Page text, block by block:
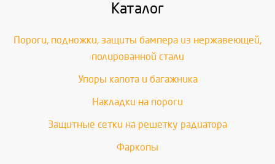
Каталог
Пороги, подножки, защиты бампера из нержавеющей,
полированной стали
Упоры капота и багажника
Накладки на пороги
Защитные сетки на решетку радиатора
Фаркопы